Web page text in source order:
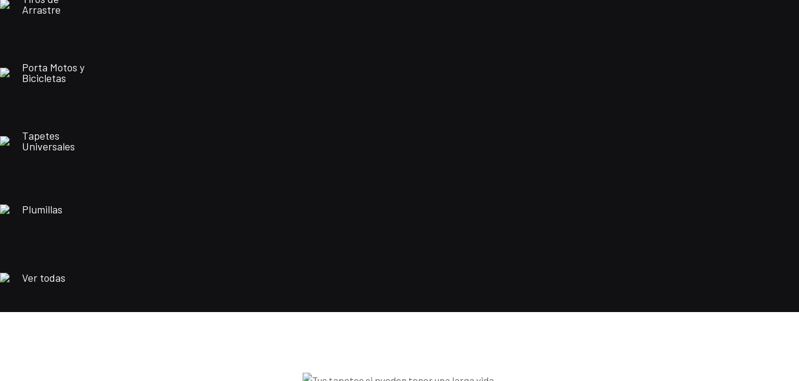
Arrastre
Porta Motos y
Bicicletas
Tapetes
Universales
Plumillas
Ver todas